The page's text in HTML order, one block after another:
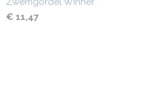
€ 11,47